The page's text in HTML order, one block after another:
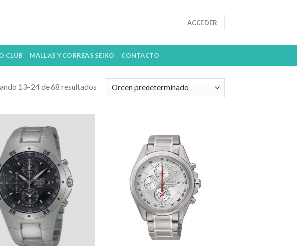
ACCEDER
CLUB MALLAS Y CORREAS SEIKO CONTACTO
13–24 de 68 resultados